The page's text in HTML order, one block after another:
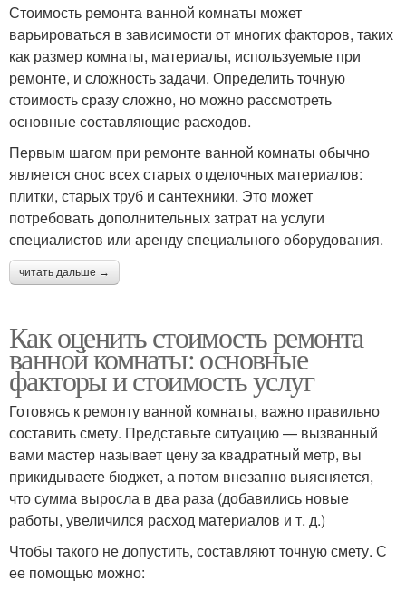
Стоимость ремонта ванной комнаты может
варьироваться в зависимости от многих факторов, таких
как размер комнаты, материалы, используемые при
ремонте, и сложность задачи. Определить точную
стоимость сразу сложно, но можно рассмотреть
основные составляющие расходов.
Первым шагом при ремонте ванной комнаты обычно
является снос всех старых отделочных материалов:
плитки, старых труб и сантехники. Это может
потребовать дополнительных затрат на услуги
специалистов или аренду специального оборудования.
читать дальше →
Как оценить стоимость ремонта
ванной комнаты: основные
факторы и стоимость услуг
Готовясь к ремонту ванной комнаты, важно правильно
составить смету. Представьте ситуацию — вызванный
вами мастер называет цену за квадратный метр, вы
прикидываете бюджет, а потом внезапно выясняется,
что сумма выросла в два раза (добавились новые
работы, увеличился расход материалов и т. д.)
Чтобы такого не допустить, составляют точную смету. С
ее помощью можно: